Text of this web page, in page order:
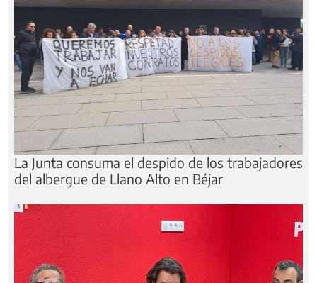
La Junta consuma el despido de los trabajadores
del albergue de Llano Alto en Béjar